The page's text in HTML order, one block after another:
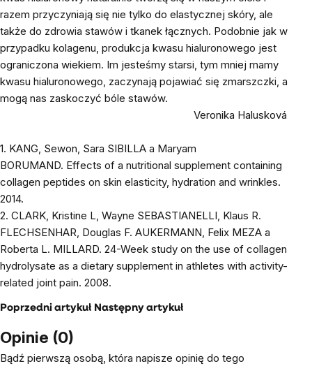
razem przyczyniają się nie tylko do elastycznej skóry, ale
także do zdrowia stawów i tkanek łącznych. Podobnie jak w
przypadku kolagenu, produkcja kwasu hialuronowego jest
ograniczona wiekiem. Im jesteśmy starsi, tym mniej mamy
kwasu hialuronowego, zaczynają pojawiać się zmarszczki, a
mogą nas zaskoczyć bóle stawów.
Veronika Halusková
1. KANG, Sewon, Sara SIBILLA a Maryam
BORUMAND. Effects of a nutritional supplement containing
collagen peptides on skin elasticity, hydration and wrinkles.
2014.
2. CLARK, Kristine L, Wayne SEBASTIANELLI, Klaus R.
FLECHSENHAR, Douglas F. AUKERMANN, Felix MEZA a
Roberta L. MILLARD. 24-Week study on the use of collagen
hydrolysate as a dietary supplement in athletes with activity-
related joint pain. 2008.
Poprzedni artykuł Następny artykuł
Opinie (0)
Bądź pierwszą osobą, która napisze opinię do tego